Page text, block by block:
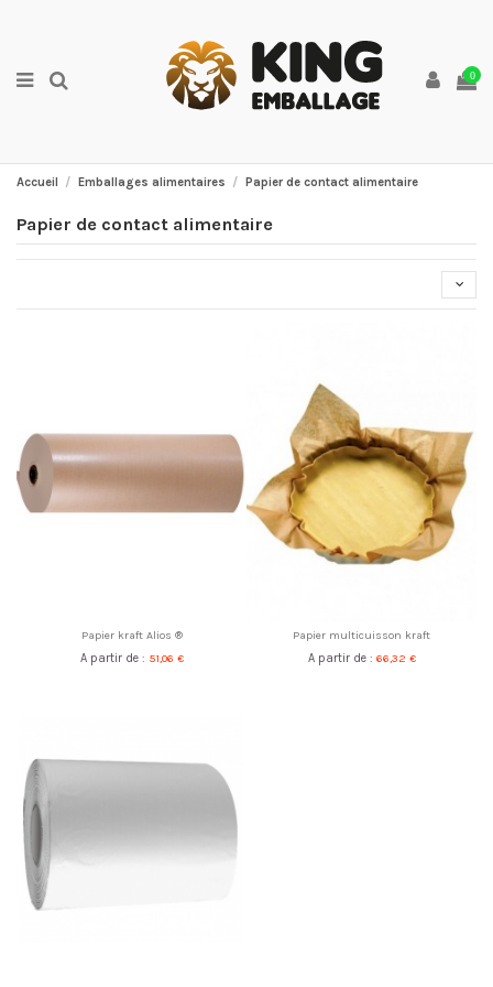
0
Accueil Emballages alimentaires Papier de contact alimentaire
Papier de contact alimentaire
Papier kraft Alios ®
A partir de : 51,06 €
Papier multicuisson kraft
A partir de : 66,32 €